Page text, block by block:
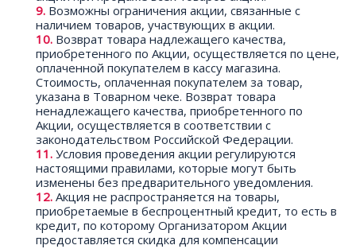
Возможны ограничения акции, связанные с
наличием товаров, участвующих в акции.
Возврат товара надлежащего качества,
приобретенного по Акции, осуществляется по цене,
оплаченной покупателем в кассу магазина.
Стоимость, оплаченная покупателем за товар,
указана в Товарном чеке. Возврат товара
ненадлежащего качества, приобретенного по
Акции, осуществляется в соответствии с
законодательством Российской Федерации.
Условия проведения акции регулируются
настоящими правилами, которые могут быть
изменены без предварительного уведомления.
Акция не распространяется на товары,
приобретаемые в беспроцентный кредит, то есть в
кредит, по которому Организатором Акции
предоставляется скидка для компенсации